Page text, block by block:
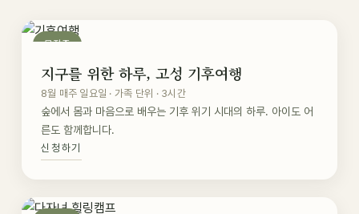
모집중
지구를 위한 하루, 고성 기후여행
8월 매주 일요일 · 가족 단위 · 3시간
숲에서 몸과 마음으로 배우는 기후 위기 시대의 하루. 아이도 어
른도 함께합니다.
신청하기